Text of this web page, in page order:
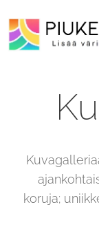
koruja;